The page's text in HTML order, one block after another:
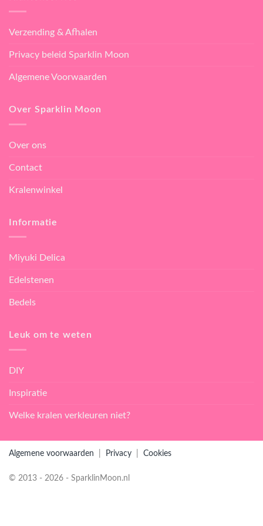
Verzending & Afhalen
Privacy beleid Sparklin Moon
Algemene Voorwaarden
Over Sparklin Moon
Over ons
Contact
Kralenwinkel
Informatie
Miyuki Delica
Edelstenen
Bedels
Leuk om te weten
DIY
Inspiratie
Welke kralen verkleuren niet?
Algemene voorwaarden Privacy Cookies
© 2013 - 2026 - SparklinMoon.nl